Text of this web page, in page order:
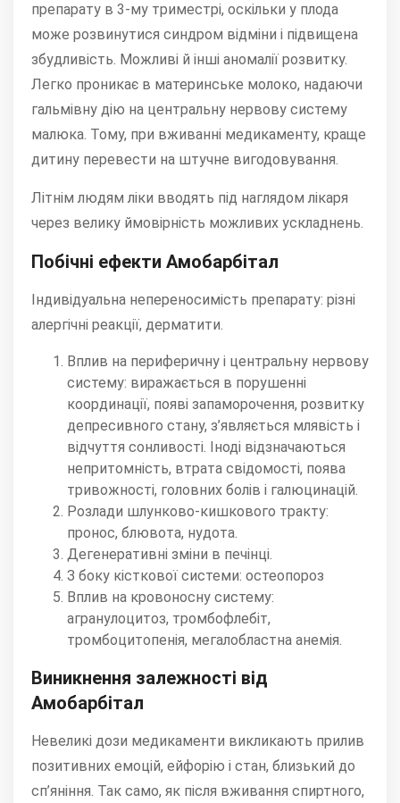
препарату в 3-му триместрі, оскільки у плода
може розвинутися синдром відміни і підвищена
збудливість. Можливі й інші аномалії розвитку.
Легко проникає в материнське молоко, надаючи
гальмівну дію на центральну нервову систему
малюка. Тому, при вживанні медикаменту, краще
дитину перевести на штучне вигодовування.
Літнім людям ліки вводять під наглядом лікаря
через велику ймовірність можливих ускладнень.
Побічні ефекти Амобарбітал
Індивідуальна непереносимість препарату: різні
алергічні реакції, дерматити.
Вплив на периферичну і центральну нервову
систему: виражається в порушенні
координації, появі запаморочення, розвитку
депресивного стану, з’являється млявість і
відчуття сонливості. Іноді відзначаються
непритомність, втрата свідомості, поява
тривожності, головних болів і галюцинацій.
Розлади шлунково-кишкового тракту:
пронос, блювота, нудота.
Дегенеративні зміни в печінці.
З боку кісткової системи: остеопороз
Вплив на кровоносну систему:
агранулоцитоз, тромбофлебіт,
тромбоцитопенія, мегалобластна анемія.
Виникнення залежності від
Амобарбітал
Невеликі дози медикаменти викликають прилив
позитивних емоцій, ейфорію і стан, близький до
сп’яніння. Так само, як після вживання спиртного,